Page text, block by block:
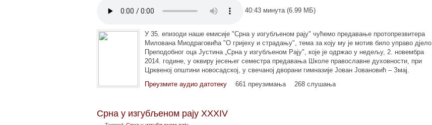
40:43 минута (6.99 МБ)
У 35. епизоди наше емисије "Срна у изгубљеном рају" чућемо предавање протопрезвитера
Милована Миодраговића "О гријеху и страдању", тема за коју му је мотив било управо дјело
Преподобног оца Јустина „Срна у изгубљеном Рају", које је одржао у недељу, 2. новембра
2014. године, у оквиру јесењег семестра предавања Школе православне духовности, при
Црквеној општини новосадској, у свечаној дворани гимназије Јован Јовановић – Змај.
Преузмите аудио датотеку
661 преузимања 268 слушања
Срна у изгубљеном рају XXXIV